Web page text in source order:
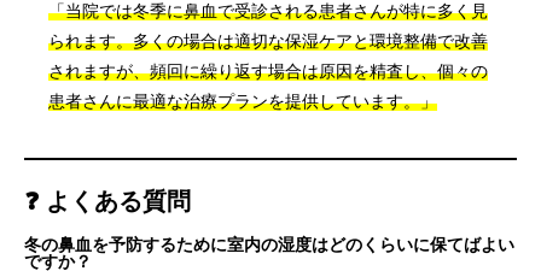
「当院では冬季に鼻血で受診される患者さんが特に多く見
られます。多くの場合は適切な保湿ケアと環境整備で改善
されますが、頻回に繰り返す場合は原因を精査し、個々の
患者さんに最適な治療プランを提供しています。」
❓ よくある質問
冬の鼻血を予防するために室内の湿度はどのくらいに保てばよい
ですか？